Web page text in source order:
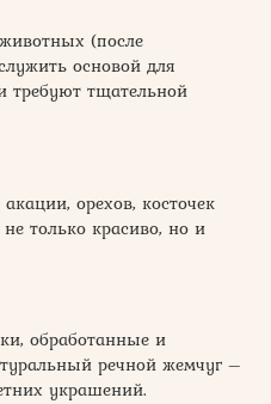
(после
основой для
тщательной
орехов, косточек
только красиво, но и
обработанные и
речной жемчуг –
украшений.